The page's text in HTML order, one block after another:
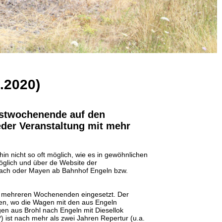
auf den
Veranstaltung mit mehr
nicht so oft möglich, wie es in gewöhnlichen
und über de Website der
oder Mayen ab Bahnhof Engeln bzw.
Wochenenden eingesetzt. Der
wo die Wagen mit den aus Engeln
aus Brohl nach Engeln mit Diesellok
nach mehr als zwei Jahren Repertur (u.a.